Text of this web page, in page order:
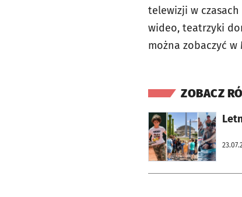
telewizji w
wideo, teatrzyki
można zobaczyć w
ZOBACZ
otworzy się w nowej karcie